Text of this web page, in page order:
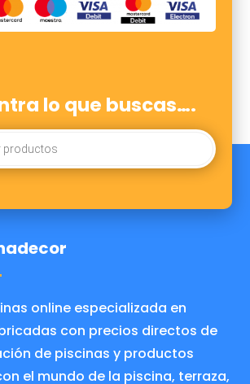
lo que buscas….
online especializada en
con precios directos de
de piscinas y productos
el mundo de la piscina, terraza,